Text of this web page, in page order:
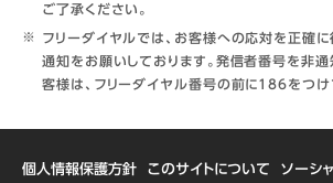
ご了承ください。
フリーダイヤルでは、お客様への応対を正確に
通知をお願いしております。発信者番号を非
客様は、フリーダイヤル番号の前に186をつけ
個人情報保護方針 このサイトについて ソーシ